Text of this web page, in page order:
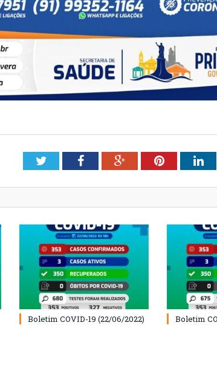
TwitterFacebookGoogle+Pinterest
Boletim COVID-19 (22/06/2022) Boletim